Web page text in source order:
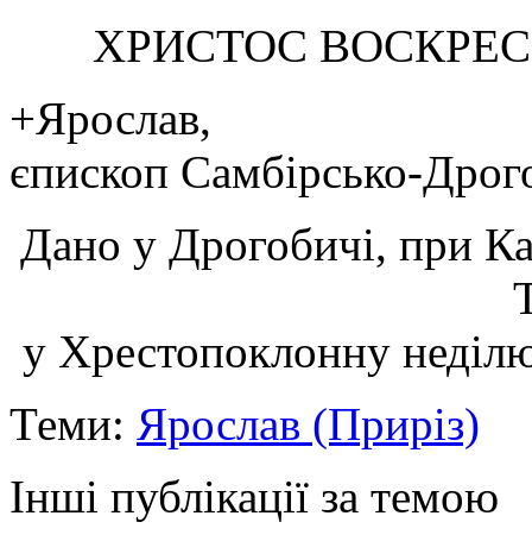
ХРИСТОС
+Ярослав,
єпископ Самбірсько-
Дано у Дрогобичі, при
у Хрестопоклонну
Теми: Ярослав (Приріз)
Інші публікації за темою